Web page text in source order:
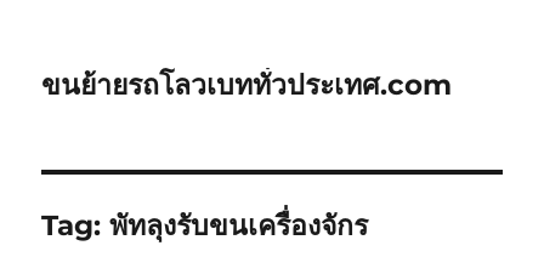
ขนย้ายรถโลวเบททั่วประเทศ.com
Tag:พัทลุงรับขนเครื่องจักร